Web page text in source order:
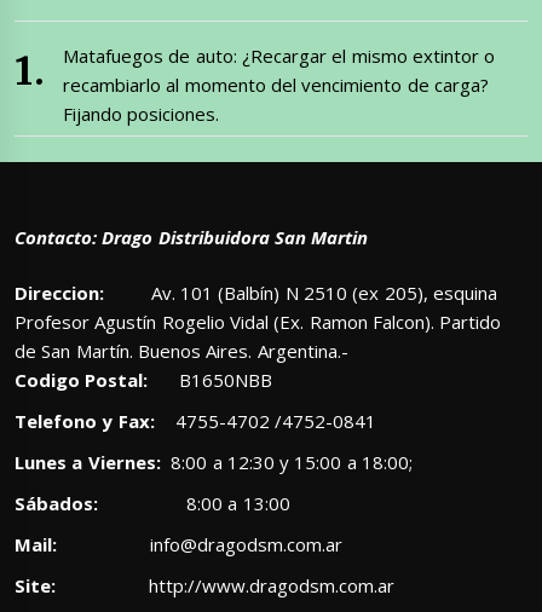
Matafuegos de auto: ¿Recargar el mismo extintor o
recambiarlo al momento del vencimiento de carga?
Fijando posiciones.
Contacto: Drago Distribuidora San Martin
Direccion: Av. 101 (Balbín) N 2510 (ex 205), esquina
Profesor Agustín Rogelio Vidal (Ex. Ramon Falcon). Partido
de San Martín. Buenos Aires. Argentina.-
Codigo Postal: B1650NBB
Telefono y Fax:4755-4702 /4752-0841
Lunes a Viernes:8:00 a 12:30 y 15:00 a 18:00;
Sábados: 8:00 a 13:00
Mail:
info@dragodsm.com.ar
Site:
http://www.dragodsm.com.ar